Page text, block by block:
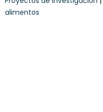
n
ed
i
alimentos